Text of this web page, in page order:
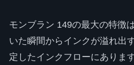
モンブラン 149の最大の特徴
いた瞬間からインクが溢れ出
定したインクフローにあります